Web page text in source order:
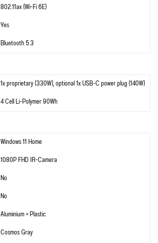
802.11ax (Wi-Fi 6E)
Yes
Bluetooth 5.3
1x proprietary (330W), optional 1x USB-C power plug (140W)
4 Cell Li-Polymer 90Wh
Windows 11 Home
1080P FHD IR-Camera
No
No
Aluminium + Plastic
Cosmos Gray